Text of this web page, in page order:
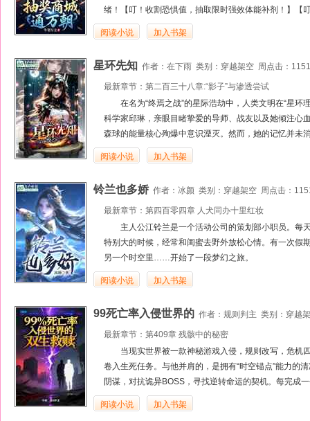
绪！【叮！收割恐惧值，抽取限时强效体能补剂！】【
阅读小说 加入书架
星环先知 作者： 在下雨 类别： 穿越架空 周点击：
最新章节： 第二百三十八章:“影子”与渗透尝试
在名为“终焉之战”的星际浩劫中，人类文明在“星环
科学家邱琳，亲眼目睹挚爱的导师、战友以及她倾注心
森球的能量核心殉爆中意识湮灭。然而，她的记忆并未
阅读小说 加入书架
铃兰也多娇作者： 冰颜 类别： 穿越架空 周点击：
最新章节： 第四百零四章 人犬同办十里红妆
主人公江铃兰是一个活动公司的策划部小职员。每
特别大的时候，经常和闺蜜去野外放松心情。有一次假
另一个时空里……开始了一段梦幻之旅。
阅读小说 加入书架
99死亡率入侵世界的 作者： 规则判主 类别： 穿越
最新章节： 第409章 残骸中的秘密
当现实世界被一款神秘游戏入侵，规则改写，危机
卷入生死任务。与他并肩的，是拥有“时空锚点”能力的
阴谋，对抗诡异BOSS，寻找逆转命运的契机。每完成
阅读小说 加入书架